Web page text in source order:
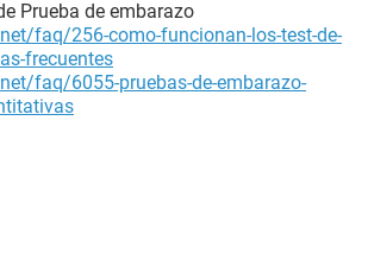
Prueba de embarazo
faq/256-como-funcionan-los-test-de-
frecuentes
faq/6055-pruebas-de-embarazo-